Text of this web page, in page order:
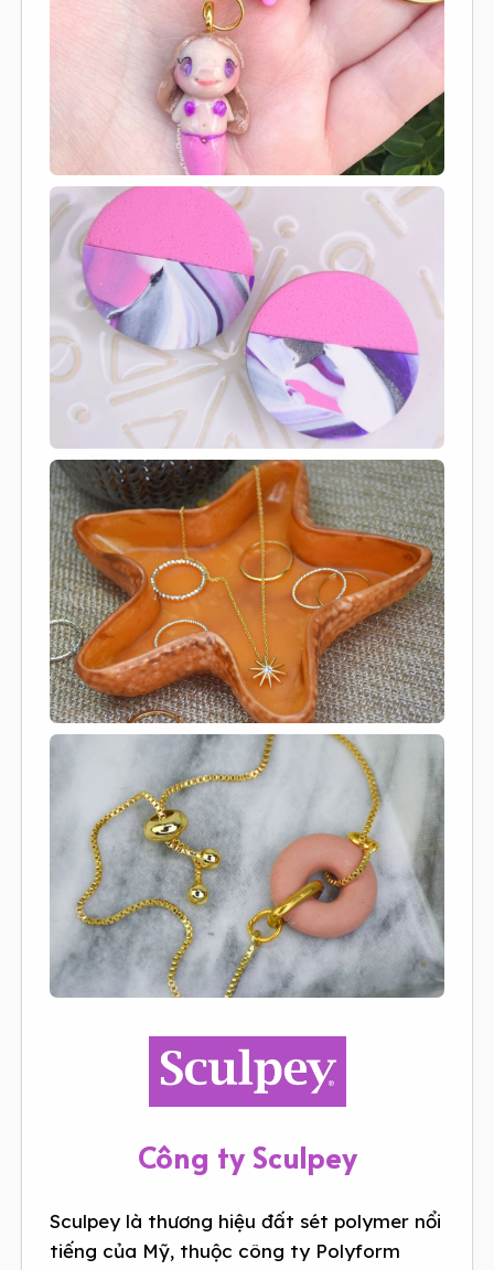
Công ty Sculpey
Sculpey là thương hiệu đất sét polymer nổi
tiếng của Mỹ, thuộc công ty Polyform